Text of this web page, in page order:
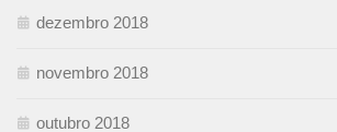
dezembro 2018
novembro 2018
outubro 2018